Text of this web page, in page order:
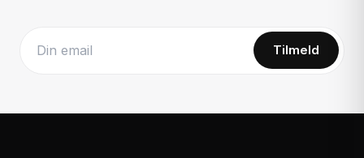
Tilmeld